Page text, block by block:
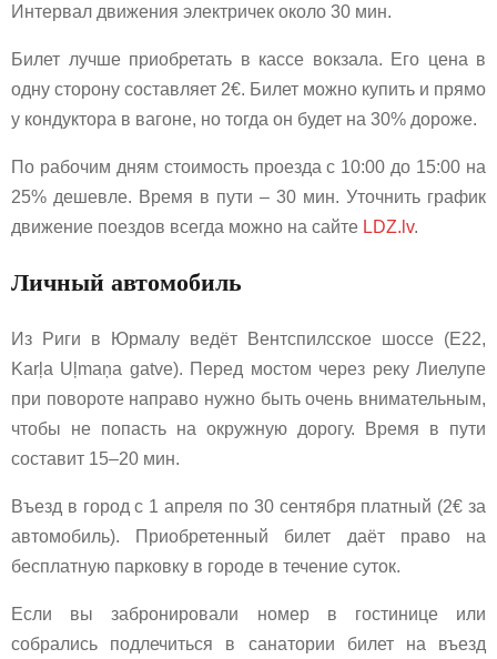
Интервал движения электричек около 30 мин.
Билет лучше приобретать в кассе вокзала. Его цена в
одну сторону составляет 2€. Билет можно купить и прямо
у кондуктора в вагоне, но тогда он будет на 30% дороже.
По рабочим дням стоимость проезда с 10:00 до 15:00 на
25% дешевле. Время в пути – 30 мин. Уточнить график
движение поездов всегда можно на сайте LDZ.lv.
Личный автомобиль
Из Риги в Юрмалу ведёт Вентспилсское шоссе (Е22,
Karļa Uļmaņa gatve). Перед мостом через реку Лиелупе
при повороте направо нужно быть очень внимательным,
чтобы не попасть на окружную дорогу. Время в пути
составит 15–20 мин.
Въезд в город с 1 апреля по 30 сентября платный (2€ за
автомобиль). Приобретенный билет даёт право на
бесплатную парковку в городе в течение суток.
Если вы забронировали номер в гостинице или
собрались подлечиться в санатории билет на въезд